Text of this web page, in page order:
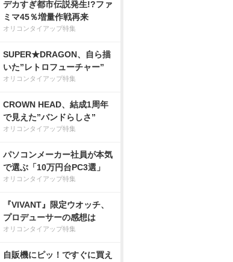
デカすぎ都市伝説発生!?ファ
ミマ45％増量作戦再来
オリコンタイアップ特集
SUPER★DRAGON、自ら描
いた”レトロフューチャー”
オリコンタイアップ特集
CROWN HEAD、結成1周年
で見えた”バンドらしさ”
オリコンタイアップ特集
パソコンメーカー社員が本気
で選ぶ「10万円台PC3選」
オリコンタイアップ特集
『VIVANT』限定ウオッチ、
プロデューサーの感想は
オリコンタイアップ特集
自販機にピッ！ですぐに買え